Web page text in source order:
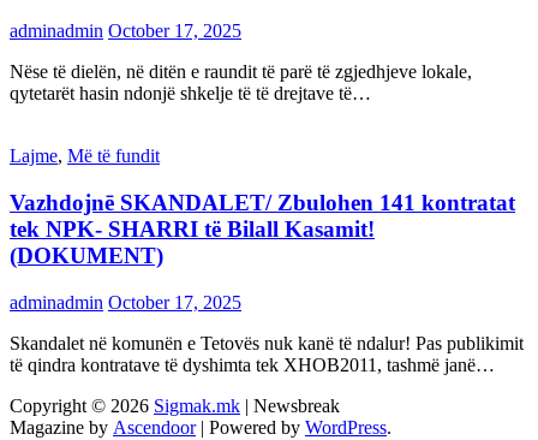
adminadmin October 17, 2025
Nëse të dielën, në ditën e raundit të parë të zgjedhjeve lokale,
qytetarët hasin ndonjë shkelje të të drejtave të…
Lajme, Më të fundit
Vazhdojnē SKANDALET/ Zbulohen 141 kontratat
tek NPK- SHARRI të Bilall Kasamit!
(DOKUMENT)
adminadmin October 17, 2025
Skandalet në komunën e Tetovës nuk kanë të ndalur! Pas publikimit
të qindra kontratave të dyshimta tek XHOB2011, tashmë janë…
Copyright © 2026 Sigmak.mk | Newsbreak
Magazine by Ascendoor| Powered by WordPress.